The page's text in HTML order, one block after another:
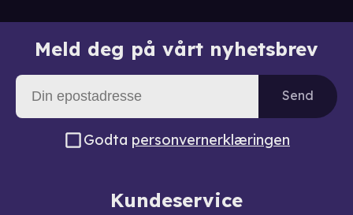
Meld deg på vårt nyhetsbrev
Send
Godta personvernerklæringen
Kundeservice